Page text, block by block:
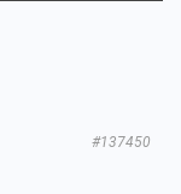
#137450